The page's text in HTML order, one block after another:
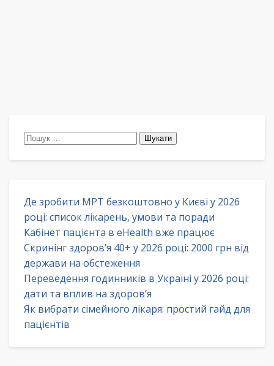
Пошук:
Де зробити МРТ безкоштовно у Києві у 2026
році: список лікарень, умови та поради
Кабінет пацієнта в eHealth вже працює
Скринінг здоров’я 40+ у 2026 році: 2000 грн від
держави на обстеження
Переведення годинників в Україні у 2026 році:
дати та вплив на здоров’я
Як вибрати сімейного лікаря: простий гайд для
пацієнтів